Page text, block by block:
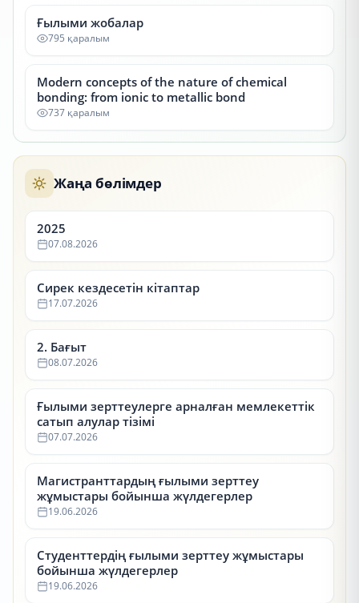
Ғылыми жобалар
795 қаралым
Modern concepts of the nature of chemical
bonding: from ionic to metallic bond
737 қаралым
Жаңа бөлімдер
2025
07.08.2026
Сирек кездесетін кітаптар
17.07.2026
2. Бағыт
08.07.2026
Ғылыми зерттеулерге арналған мемлекеттік
сатып алулар тізімі
07.07.2026
Магистранттардың ғылыми зерттеу
жұмыстары бойынша жүлдегерлер
19.06.2026
Студенттердің ғылыми зерттеу жұмыстары
бойынша жүлдегерлер
19.06.2026